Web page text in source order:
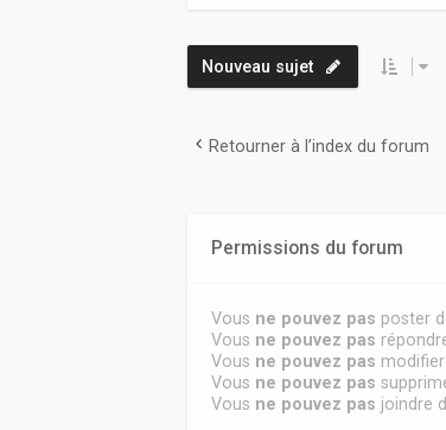
Nouveau sujet
Retourner à l’index du forum
Permissions du forum
Vous ne pouvez pas poster
Vous ne pouvez pas
Vous ne pouvez pas
Vous ne pouvez pas
Vous ne pouvez pas joindre